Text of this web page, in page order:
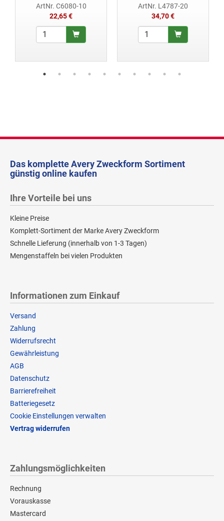
ArtNr. C6080-10
22,65 €
ArtNr. L4787-20
34,70 €
Das komplette Avery Zweckform Sortiment
günstig online kaufen
Ihre Vorteile bei uns
Kleine Preise
Komplett-Sortiment der Marke Avery Zweckform
Schnelle Lieferung (innerhalb von 1-3 Tagen)
Mengenstaffeln bei vielen Produkten
Informationen zum Einkauf
Versand
Zahlung
Widerrufsrecht
Gewährleistung
AGB
Datenschutz
Barrierefreiheit
Batteriegesetz
Cookie Einstellungen verwalten
Vertrag widerrufen
Zahlungsmöglichkeiten
Rechnung
Vorauskasse
Mastercard